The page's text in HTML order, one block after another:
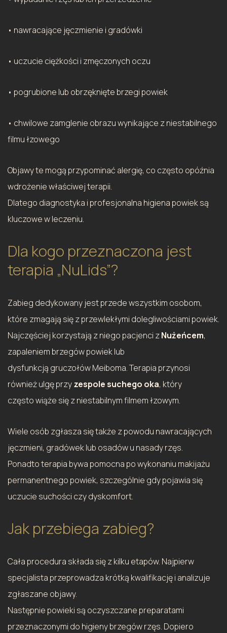
• nawracające jęczmienie i gradówki
• uczucie ciężkości i zmęczonych oczu
• pogrubione lub obrzęknięte brzegi powiek
• chwilowe zamglenie obrazu wynikające z niestabilnego
filmu łzowego
Objawy te mogą przypominać alergię, co często opóźnia
wdrożenie właściwej terapii.
Dlatego diagnostyka i profesjonalna higiena powiek są
kluczowe w leczeniu.
Dla kogo przeznaczona jest
terapia „NuLids”?
Zabieg dedykowany jest przede wszystkim osobom,
które zmagają się z przewlekłymi dolegliwościami powiek.
Najczęściej korzystają z niego pacjenci zNużeńcem,
zapaleniem brzegów powiek lub
dysfunkcją gruczołów Meiboma. Terapia przynosi
również ulgę przyzespole suchego oka, który
często wiąże się z niestabilnym filmem łzowym.
Wiele osób zgłasza się także z powodu nawracających
jęczmieni, gradówek lub osadów u nasady rzęs.
Ponadto terapia bywa pomocna po wykonaniu makijażu
permanentnego powiek, szczególnie gdy pojawia się
uczucie suchości czy dyskomfort.
Jak przebiega zabieg?
Cała procedura składa się z kilku etapów. Najpierw
specjalista przeprowadza krótką kwalifikację i analizuje
zgłaszane objawy.
Następnie powieki są oczyszczane preparatami
przeznaczonymi do higieny brzegów rzęs. Dopiero